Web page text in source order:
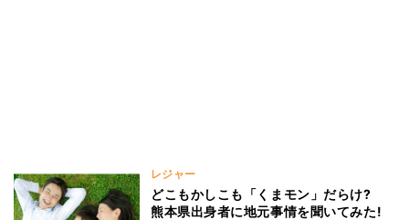
レジャー
どこもかしこも「くまモン」だらけ?
熊本県出身者に地元事情を聞いてみた!